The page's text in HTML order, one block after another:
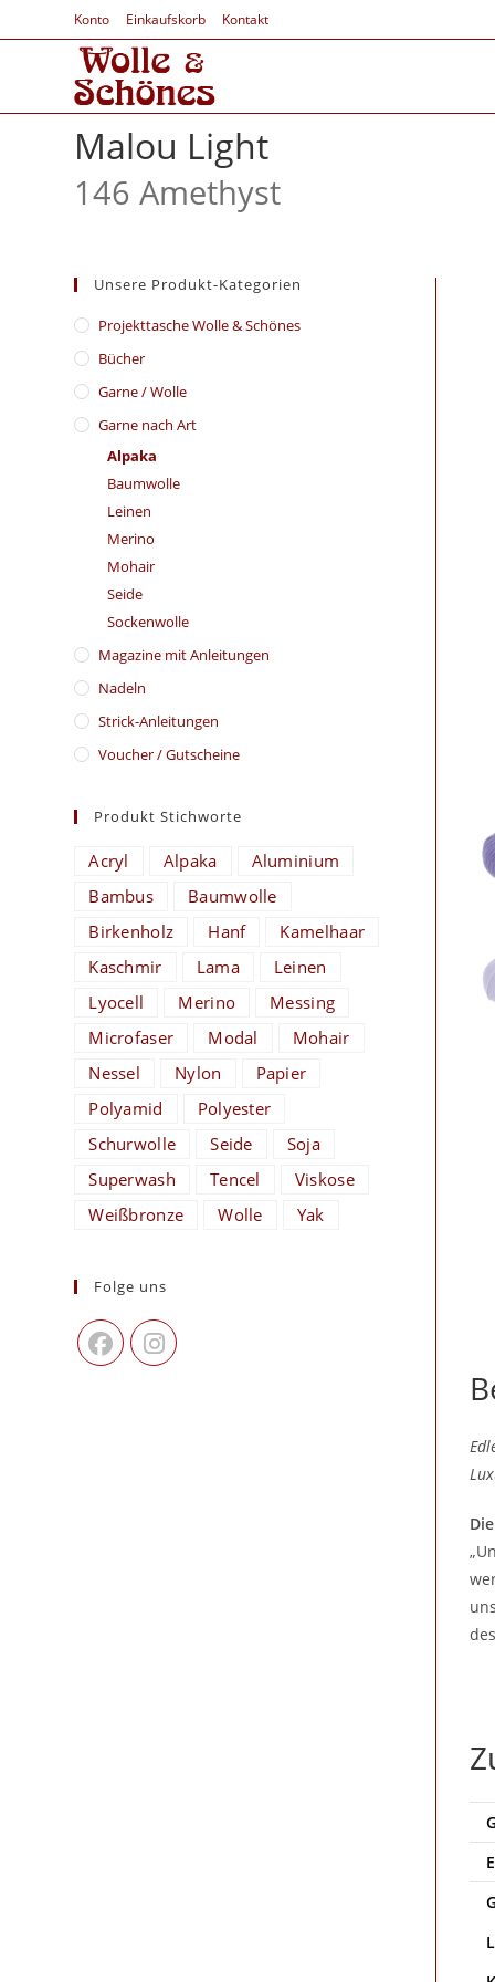
Konto Einkaufskorb Kontakt
Malou Light
146 Amethyst
Unsere Produkt-Kategorien
​Projekttasche Wolle & Schönes
Bücher
Garne / Wolle
Garne nach Art
Alpaka
Baumwolle
Leinen
Merino
Mohair
Seide
Sockenwolle
Magazine mit Anleitungen
Nadeln
Strick-Anleitungen
Voucher / Gutscheine
Produkt Stichworte
Acryl Alpaka
Aluminium
Bambus
Baumwolle
Birkenholz
Hanf
Kamelhaar
Kaschmir
Lama
Leinen
Lyocell
Merino
Messing
Microfaser
Modal
Mohair
Nessel
Nylon
Papier
Polyamid
Polyester
Schurwolle
Seide
Soja
Superwash
Tencel
Viskose
Weißbronze
Wolle Yak
Folge uns